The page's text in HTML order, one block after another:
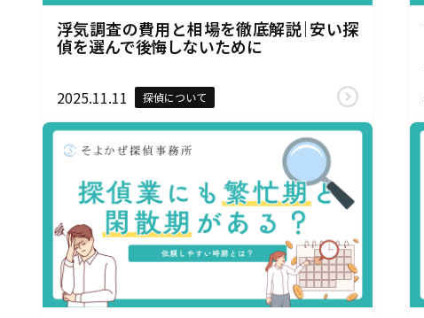
2025.11.11 探偵について
浮気調査の費用と相場を徹底解説｜安い探
偵を選んで後悔しないために